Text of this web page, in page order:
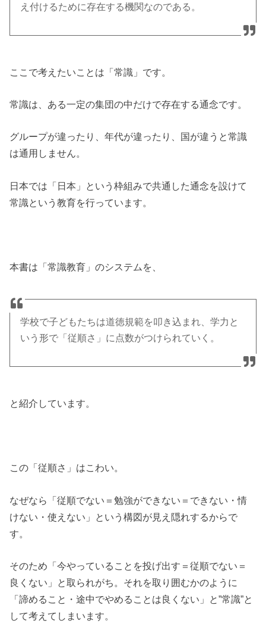
え付けるために存在する機関なのである。
ここで考えたいことは「常識」です。
常識は、ある一定の集団の中だけで存在する通念です。
グループが違ったり、年代が違ったり、国が違うと常識
は通用しません。
日本では「日本」という枠組みで共通した通念を設けて
常識という教育を行っています。
本書は「常識教育」のシステムを、
学校で子どもたちは道徳規範を叩き込まれ、学力と
いう形で「従順さ」に点数がつけられていく。
と紹介しています。
この「従順さ」はこわい。
なぜなら「従順でない＝勉強ができない＝できない・情
けない・使えない」という構図が見え隠れするからで
す。
そのため「今やっていることを投げ出す＝従順でない＝
良くない」と取られがち。それを取り囲むかのように
「諦めること・途中でやめることは良くない」と”常識”と
して考えてしまいます。